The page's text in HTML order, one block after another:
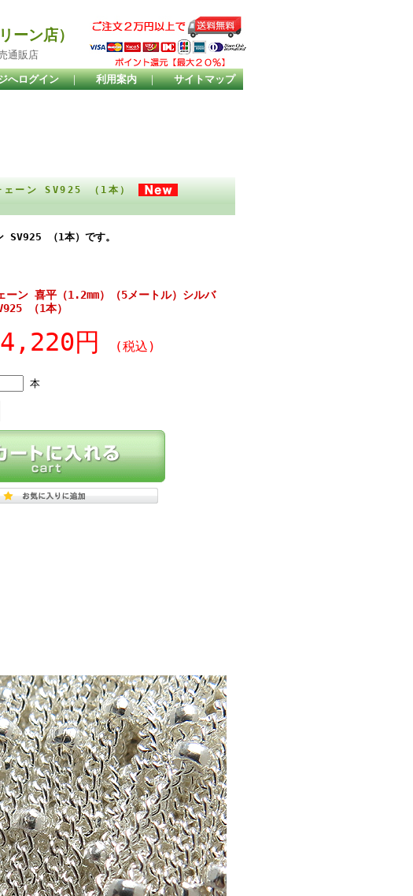
ーン店）
通販店
へログイン ｜ 利用案内 ｜ サイトマップ
ェーン SV925 （1本）
SV925 （1本）です。
ーン 喜平（1.2mm）（5メートル）シルバ
（1本）
円 (税込)
本